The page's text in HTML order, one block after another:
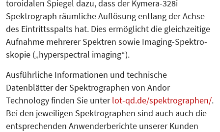
toroidalen Spiegel dazu, dass der Ky­mera-328i
Spektrograph räumliche Auflösung entlang der Achse
des Eintrittsspalts hat. Dies ermöglicht die gleichzeitige
Aufnahme mehrerer Spektren sowie Imaging-Spektro­
skopie („hyperspectral imaging“).
Ausführliche Informationen und technische
Datenblätter der Spektrographen von Andor
Technology finden Sie unterlot-qd.de/spektrographen/.
Bei den jeweiligen Spektrographen sind auch auch die
entsprechenden Anwenderberichte unserer Kunden